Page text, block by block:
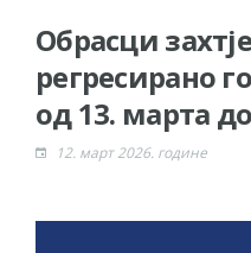
КУЋЕ СА
ГРАДА
Обавјештење
Обрасци
регресирано
од 13. марта
12. март 2026. године